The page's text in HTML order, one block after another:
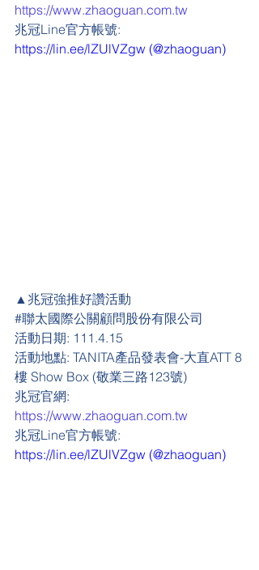
https://www.zhaoguan.com.tw
兆冠Line官方帳號:
https://lin.ee/lZUlVZgw (@zhaoguan)
▲兆冠強推好讚活動
#聯太國際公關顧問股份有限公司
活動日期: 111.4.15
活動地點: TANITA產品發表會-大直ATT 8
樓 Show Box (敬業三路123號)
兆冠官網:
https://www.zhaoguan.com.tw
兆冠Line官方帳號:
https://lin.ee/lZUlVZgw (@zhaoguan)